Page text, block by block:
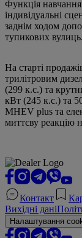
Функція
індивідуальні
заднім ходом
тупикових вулиць.
На старті
трилітровим
(299 к.с.) та
кВт (245 к.с.) та
MHEV plus та
миттєву реакцію
Контакт
Вихідні дані
Налаштування